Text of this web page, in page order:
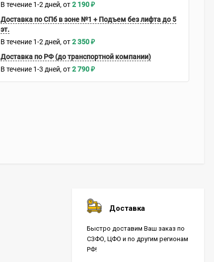
В течение 1-2 дней 2 190₽
Доставка по СПб в зоне №1 + Подъем без лифта до 5
эт.
В течение 1-2 дней 2 350₽
Доставка по РФ (до транспортной компании)
В течение 1-3 дней 2 790₽
Доставка
Быстро доставим Ваш заказ по
СЗФО, ЦФО и по другим регионам
РФ!